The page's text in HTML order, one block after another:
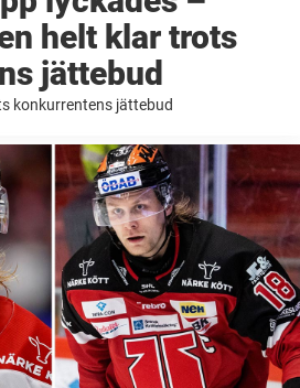
helt klar trots
jättebud
konkurrentens jättebud